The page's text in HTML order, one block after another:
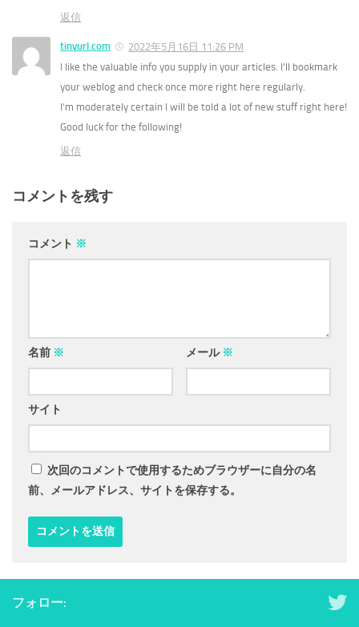
返信
tinyurl.com
2022年5月16日 11:26 PM
I like the valuable info you supply in your articles. I’ll bookmark
your weblog and check once more right here regularly.
I’m moderately certain I will be told a lot of new stuff right here!
Good luck for the following!
返信
コメントを残す
コメント ※
名前 ※ メール ※
サイト
次回のコメントで使用するためブラウザーに自分の名
前、メールアドレス、サイトを保存する。
フォロー: